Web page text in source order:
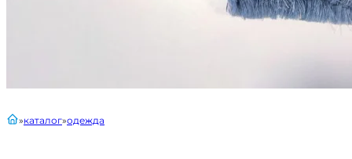
главнаякаталог одежда